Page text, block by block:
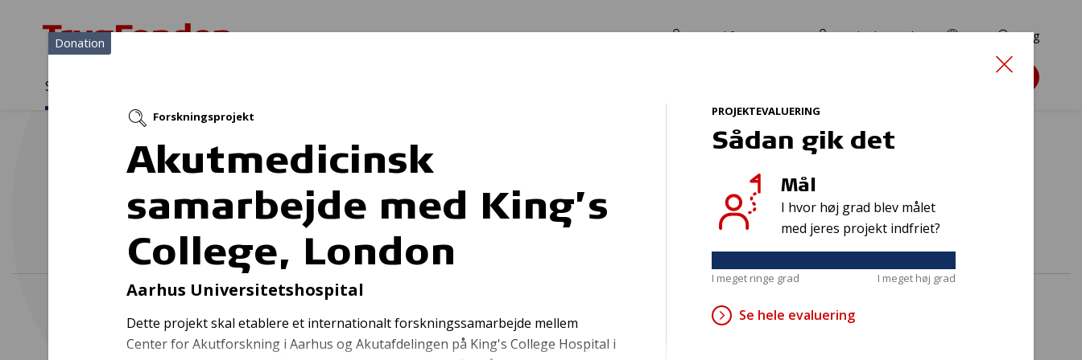
Log ind for ansøgere TryghedsPortalen EN Søg
Sådan støtter vi
Søg støtte
Projekter og donationer
Redningsveste
Donation
Forskningsprojekt
Akutmedicinsk
samarbejde med King’s
College, London
Aarhus Universitetshospital
Dette projekt skal etablere et internationalt forskningssamarbejde mellem
Center for Akutforskning i Aarhus og Akutafdelingen på King's College Hospital i
PROJEKTEVALUERING
Sådan gik det
Mål
I hvor høj grad blev målet
med jeres projekt indfriet?
I meget ringe grad I meget høj grad
Se hele evaluering